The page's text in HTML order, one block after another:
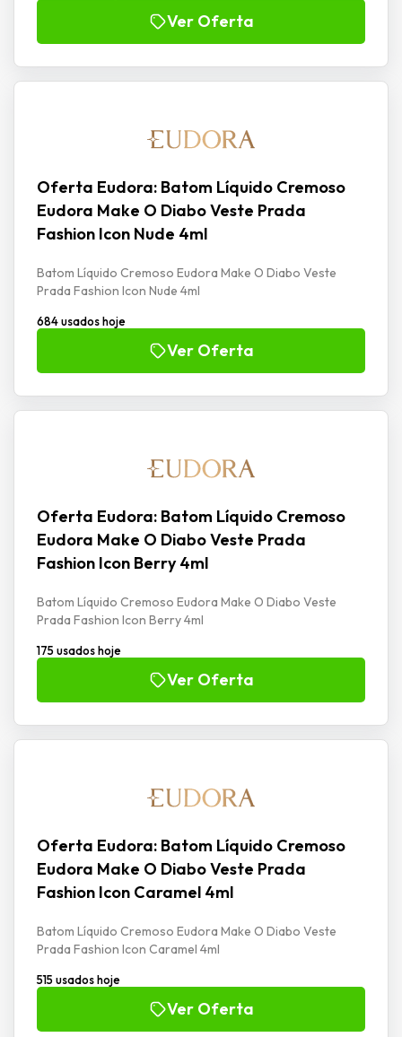
Ver Oferta
Oferta Eudora: Batom Líquido Cremoso
Eudora Make O Diabo Veste Prada
Fashion Icon Nude 4ml
Batom Líquido Cremoso Eudora Make O Diabo Veste
Prada Fashion Icon Nude 4ml
684 usados hoje
Ver Oferta
Oferta Eudora: Batom Líquido Cremoso
Eudora Make O Diabo Veste Prada
Fashion Icon Berry 4ml
Batom Líquido Cremoso Eudora Make O Diabo Veste
Prada Fashion Icon Berry 4ml
175 usados hoje
Ver Oferta
Oferta Eudora: Batom Líquido Cremoso
Eudora Make O Diabo Veste Prada
Fashion Icon Caramel 4ml
Batom Líquido Cremoso Eudora Make O Diabo Veste
Prada Fashion Icon Caramel 4ml
515 usados hoje
Ver Oferta